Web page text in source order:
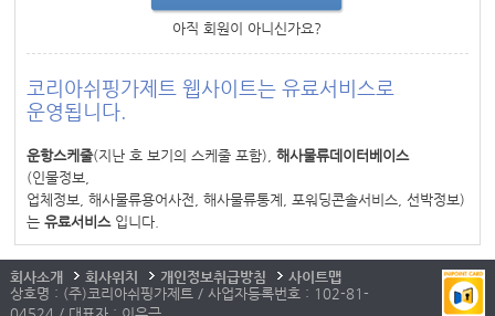
아직 회원이 아니신가요?
코리아쉬핑가제트 웹사이트는 유료서비스로
운영됩니다.
운항스케줄(지난 호 보기의 스케줄 포함),해사물류데이터베이스
(인물정보,
업체정보, 해사물류용어사전, 해사물류통계, 포워딩콘솔서비스, 선박정보)
는유료서비스입니다.
회사소개 회사위치 개인정보취급방침
사이트맵
상호명 : (주)코리아쉬핑가제트 / 사업자등록번호 : 102-81-